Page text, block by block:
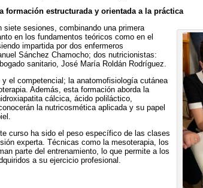
formación estructurada y orientada a la práctica
sesiones, combinando una primera
en los fundamentos teóricos como en el
impartida por dos enfermeros
Sánchez Chamocho; dos nutricionistas:
sanitario, José María Roldán Rodríguez.
el competencial; la anatomofisiología cutánea
Además, esta formación aborda la
cálcica, ácido poliláctico,
la nutricosmética aplicada y su papel
curso ha sido el peso específico de las clases
experta. Técnicas como la mesoterapia, los
parte del entrenamiento, lo que permite a los
a su ejercicio profesional.